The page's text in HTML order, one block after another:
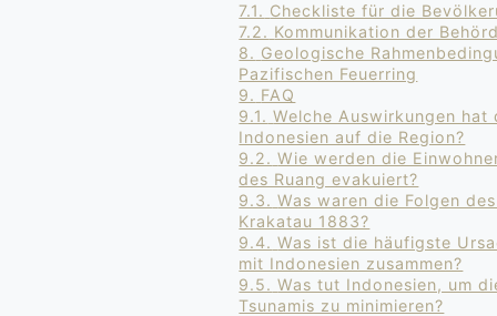
7.1. Checkliste für die
7.2. Kommunikation der
8. Geologische
Pazifischen Feuerring
9. FAQ
9.1. Welche Auswirkungen hat
Indonesien auf die Region?
9.2. Wie werden die
des Ruang evakuiert?
9.3. Was waren die Folgen
Krakatau 1883?
9.4. Was ist die häufigste
mit Indonesien zusammen?
9.5. Was tut Indonesien, um
Tsunamis zu minimieren?